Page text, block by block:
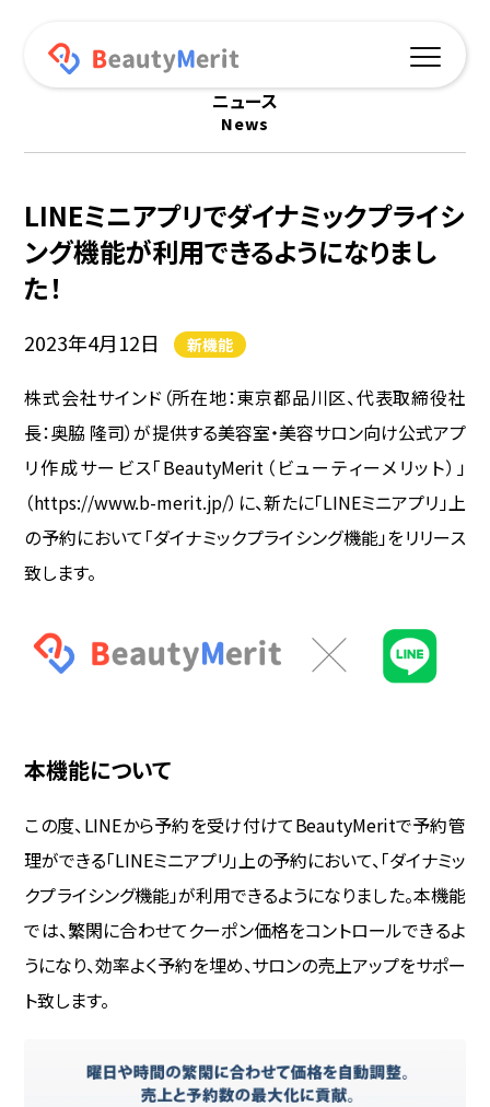
オリジナルアプリ
ポイント機能
オンラインショップ
データ分析
WEB予約
導入事例
ヘアサロン
アイビューティーサロン
エステ・リラクサロン
ニュース
BMマガジン
ニュース
News
LINEミニアプリでダイナミックプライシ
ング機能が利用できるようになりまし
た！
2023年4月12日 新機能
株式会社サインド（所在地：東京都品川区、代表取締役社
長：奥脇 隆司）が提供する美容室・美容サロン向け公式アプ
リ作成サービス「BeautyMerit（ビューティーメリット）」
（https://www.b-merit.jp/）に、新たに「LINEミニアプリ」上
の予約において「ダイナミックプライシング機能」をリリース
致します。
本機能について
この度、LINEから予約を受け付けてBeautyMeritで予約管
理ができる「LINEミニアプリ」上の予約において、「ダイナミッ
クプライシング機能」が利用できるようになりました。本機能
では、繁閑に合わせてクーポン価格をコントロールできるよ
うになり、効率よく予約を埋め、サロンの売上アップをサポー
ト致します。